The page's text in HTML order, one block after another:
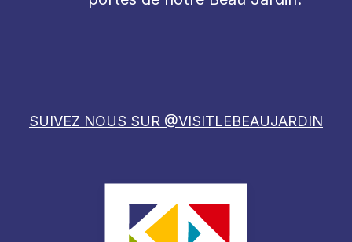
SUIVEZ NOUS SUR @VISITLEBEAUJARDIN